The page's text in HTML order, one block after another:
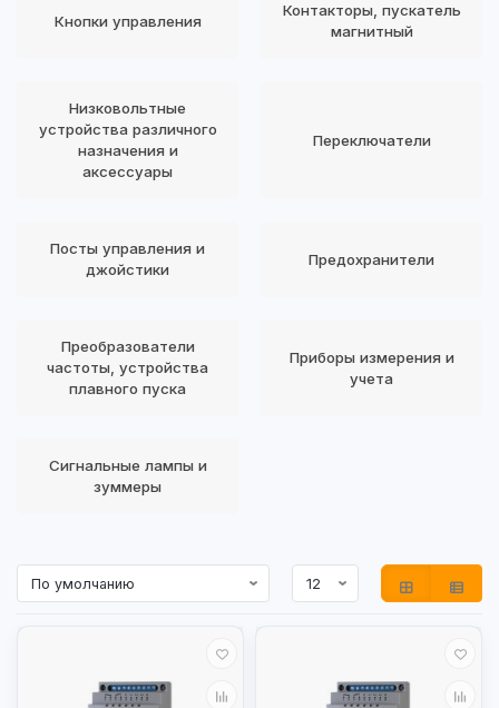
Кнопки управления
Контакторы, пускатель
магнитный
Низковольтные
устройства различного
назначения и
аксессуары
Переключатели
Посты управления и
джойстики
Предохранители
Преобразователи
частоты, устройства
плавного пуска
Приборы измерения и
учета
Сигнальные лампы и
зуммеры